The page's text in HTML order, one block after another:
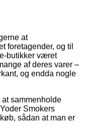
at
foretagender, og til
butikker været
af deres varer –
og endda nogle
sammenholde
Smokers
sådan at man er